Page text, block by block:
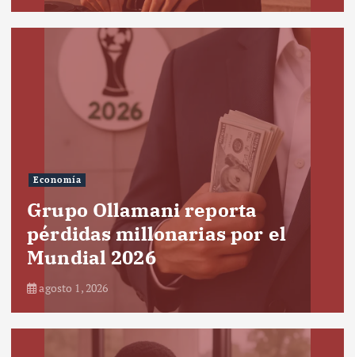
Economía
Grupo Ollamani reporta
pérdidas millonarias por el
Mundial 2026
agosto 1, 2026